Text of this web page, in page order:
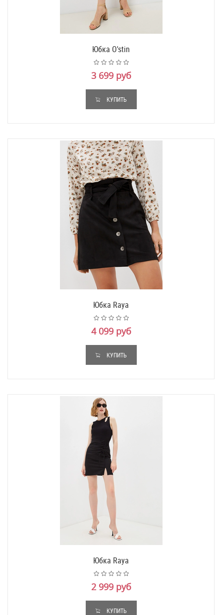
Юбка O'stin
3 699 руб
КУПИТЬ
Юбка Raya
4 099 руб
КУПИТЬ
Юбка Raya
2 999 руб
КУПИТЬ